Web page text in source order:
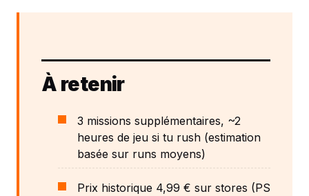
À retenir
3 missions supplémentaires, ~2
heures de jeu si tu rush (estimation
basée sur runs moyens)
Prix historique 4,99 € sur stores (PS